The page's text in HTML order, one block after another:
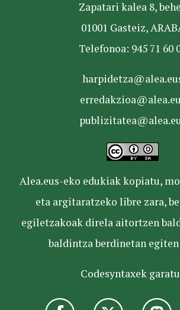
Zapatari kalea 8,
01001 Gasteiz,
Telefonoa: 945 71 60
Alea.eus-eko edukiak kopiatu,
eta argitaratzeko libre zara,
egiletzakoak direla aitortzen
baldintza berdinetan egiten
Codesyntaxek